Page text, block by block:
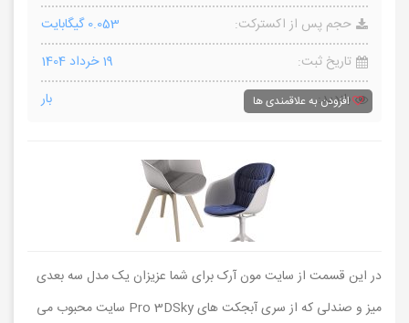
حجم پس از اکسترکت:
0.053 گیگابایت
تاریخ ثبت:
19 خرداد 1404
بازدید:
بار افزودن به علاقمندی ها
در این قسمت از سایت مون آرک برای شما عزیزان یک مدل سه بعدی
میز و صندلی که از سری آبجکت های Pro 3DSky سایت محبوب می